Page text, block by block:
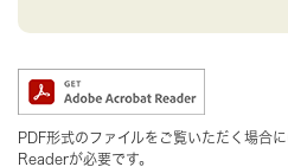
PDF形式のファイルをご覧いただく場
Readerが必要です。